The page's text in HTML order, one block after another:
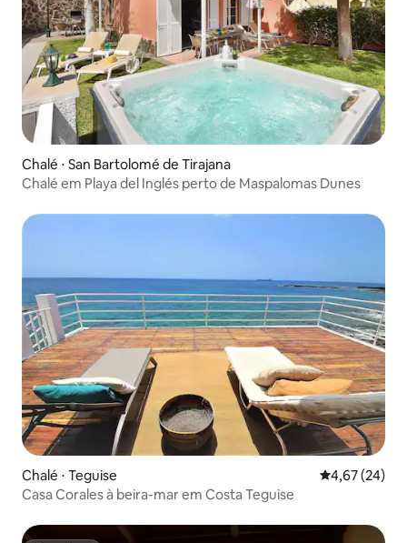
Chalé ⋅ San Bartolomé de Tirajana
Chalé em Playa del Inglés perto de Maspalomas Dunes
Chalé ⋅ Teguise 4,67 de uma
4,67 (24)
Casa Corales à beira-mar em Costa Teguise